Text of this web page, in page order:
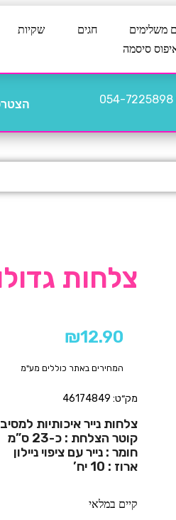
משלימים חגים שקיות
סיסמה
054-7225898
צלחות גדולות
₪12.90
המחירים באתר כוללים מע"מ
מק״ט: 46174849
צלחות נייר איכותיות
קוטר הצלחת : כ-23 ס”מ
חומר : נייר עם ציפוי ניילון
ארוז : 10 יח’
קיים במלאי